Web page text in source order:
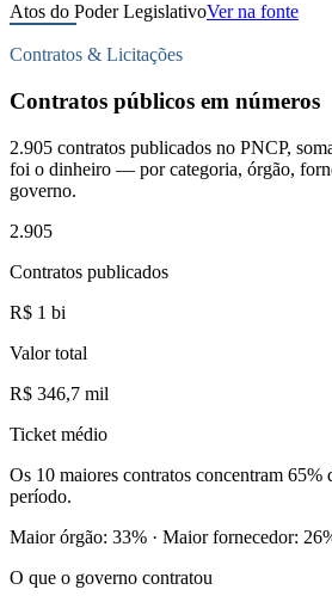
Atos do Poder LegislativoVer na fonte
Contratos & Licitações
Contratos públicos em números
2.905 contratos publicados no PNCP,
foi o dinheiro — por categoria, órgão,
governo.
2.905
Contratos publicados
R$ 1 bi
Valor total
R$ 346,7 mil
Ticket médio
Os 10 maiores contratos concentram 65%
período.
Maior órgão: 33% · Maior fornecedor: 26
O que o governo contratou